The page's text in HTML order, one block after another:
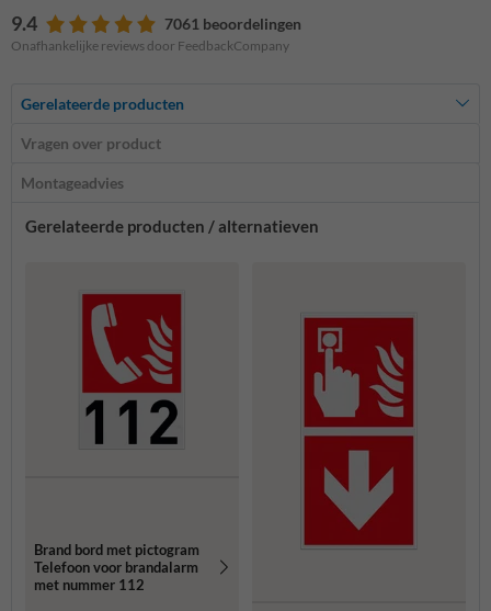
9.4 7061 beoordelingen
Onafhankelijke reviews door FeedbackCompany
Gerelateerde producten
Vragen over product
Montageadvies
Gerelateerde producten / alternatieven
Brand bord met pictogram
Telefoon voor brandalarm
met nummer 112